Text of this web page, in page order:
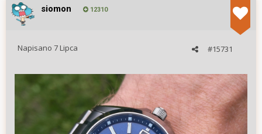
siomon 12310
#15731
Napisano 7 Lipca